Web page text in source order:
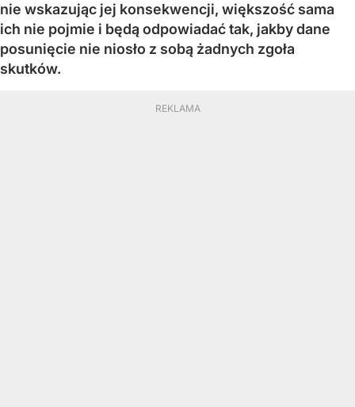
nie wskazując jej konsekwencji, większość sama
ich nie pojmie i będą odpowiadać tak, jakby dane
posunięcie nie niosło z sobą żadnych zgoła
skutków.